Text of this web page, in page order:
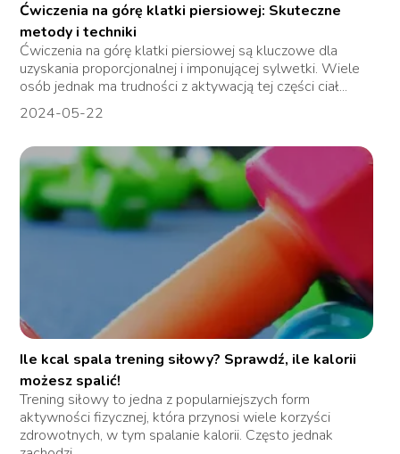
Ćwiczenia na górę klatki piersiowej: Skuteczne
metody i techniki
Ćwiczenia na górę klatki piersiowej są kluczowe dla
uzyskania proporcjonalnej i imponującej sylwetki. Wiele
osób jednak ma trudności z aktywacją tej części ciał...
2024-05-22
Ile kcal spala trening siłowy? Sprawdź, ile kalorii
możesz spalić!
Trening siłowy to jedna z popularniejszych form
aktywności fizycznej, która przynosi wiele korzyści
zdrowotnych, w tym spalanie kalorii. Często jednak